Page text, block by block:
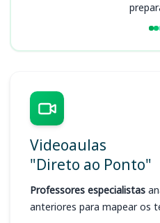
Videoaulas
"Direto ao Ponto"
Professores especialistas
anteriores para mapear os